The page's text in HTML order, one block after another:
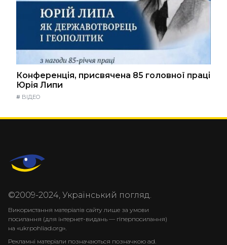
Конференція, присвячена 85 головної праці
Юрія Липи
# ВІДЕО
©2009-2024, Український погляд.
Використання матеріалів сайту лише за умови
посилання (для інтернет-видань — гіперпосилання)
на «ukrpohliad.org».
Рекламні матеріали позначаються позначкою ad.